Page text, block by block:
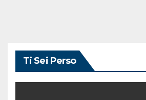
Ti Sei Perso